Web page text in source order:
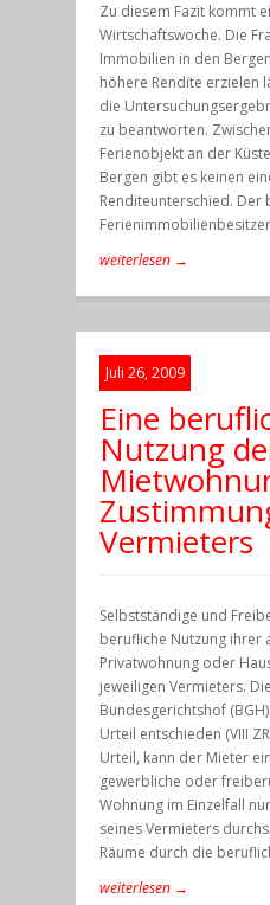
Zu diesem Fazit kommt
Wirtschaftswoche. Die
Immobilien in den
höhere Rendite erzielen
die
zu beantworten.
Ferienobjekt an der
Bergen gibt es keinen
Renditeunterschied.
weiterlesen →
Juli 26, 2009
Eine
Nutzung
Vermieters
Selbstständige und
berufliche Nutzung ihrer
Privatwohnung oder
jeweiligen Vermieters.
Bundesgerichtshof
Urteil entschieden (VIII
Urteil, kann der Mieter
gewerbliche oder
Wohnung im Einzelfall
seines Vermieters
Räume durch die
weiterlesen →